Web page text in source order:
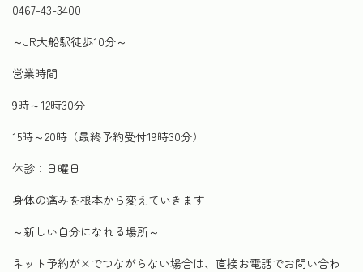
0467-43-3400
～JR大船駅徒歩10分～
営業時間
9時～12時30分
15時～20時（最終予約受付19時30分）
休診：日曜日
身体の痛みを根本から変えていきます
～新しい自分になれる場所～
ネット予約が×でつながらない場合は、直接お電話でお問い合わ